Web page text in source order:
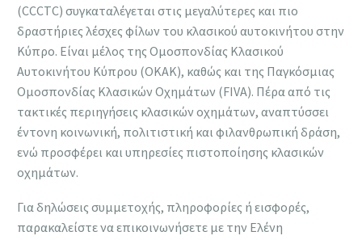
(CCCTC) συγκαταλέγεται στις μεγαλύτερες και πιο
δραστήριες λέσχες φίλων του κλασικού αυτοκινήτου στην
Κύπρο. Είναι μέλος της Ομοσπονδίας Κλασικού
Αυτοκινήτου Κύπρου (ΟΚΑΚ), καθώς και της Παγκόσμιας
Ομοσπονδίας Κλασικών Οχημάτων (FIVA). Πέρα από τις
τακτικές περιηγήσεις κλασικών οχημάτων, αναπτύσσει
έντονη κοινωνική, πολιτιστική και φιλανθρωπική δράση,
ενώ προσφέρει και υπηρεσίες πιστοποίησης κλασικών
οχημάτων.
Για δηλώσεις συμμετοχής, πληροφορίες ή εισφορές,
παρακαλείστε να επικοινωνήσετε με την Ελένη